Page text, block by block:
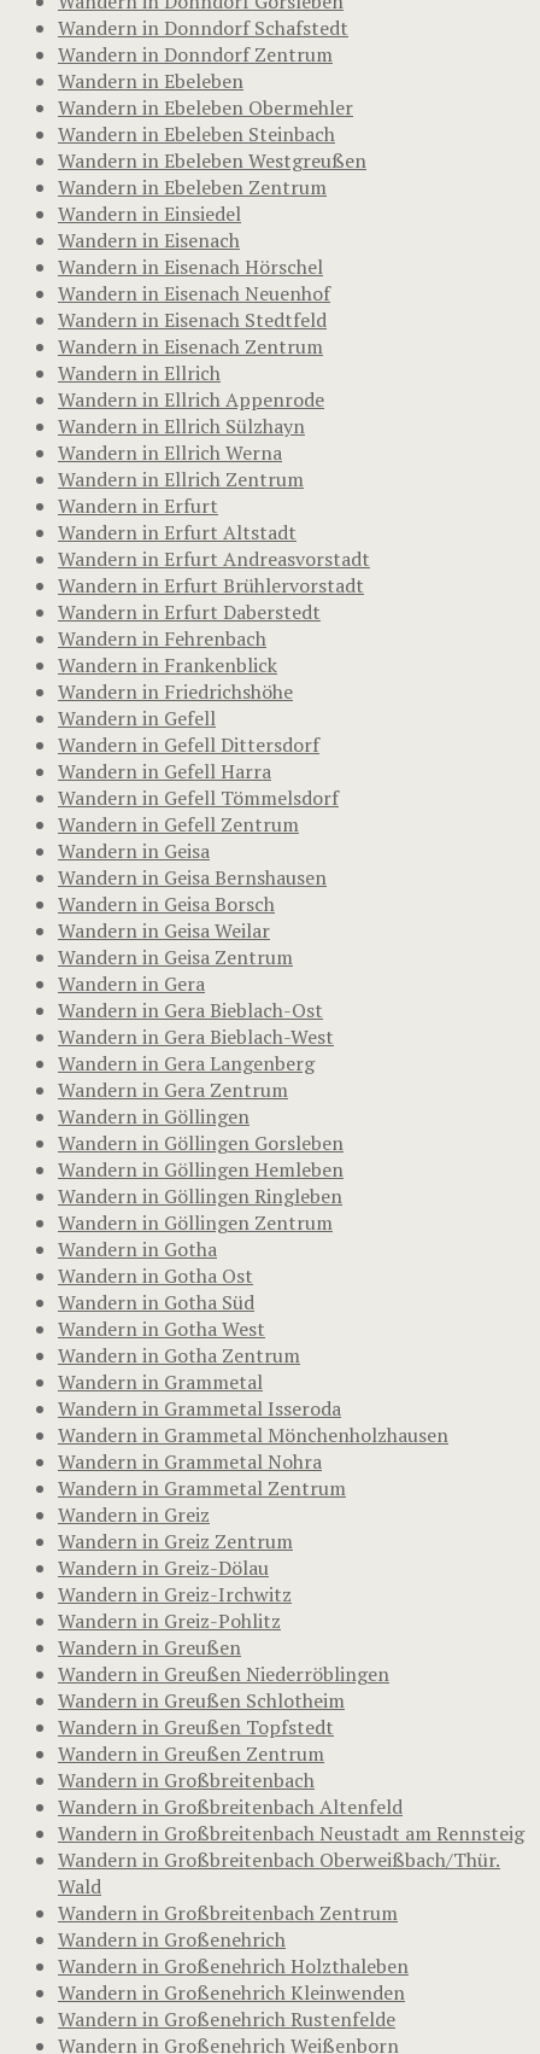
Wandern in Donndorf Schafstedt
Wandern in Donndorf Zentrum
Wandern in Ebeleben
Wandern in Ebeleben Obermehler
Wandern in Ebeleben Steinbach
Wandern in Ebeleben Westgreußen
Wandern in Ebeleben Zentrum
Wandern in Einsiedel
Wandern in Eisenach
Wandern in Eisenach Hörschel
Wandern in Eisenach Neuenhof
Wandern in Eisenach Stedtfeld
Wandern in Eisenach Zentrum
Wandern in Ellrich
Wandern in Ellrich Appenrode
Wandern in Ellrich Sülzhayn
Wandern in Ellrich Werna
Wandern in Ellrich Zentrum
Wandern in Erfurt
Wandern in Erfurt Altstadt
Wandern in Erfurt Andreasvorstadt
Wandern in Erfurt Brühlervorstadt
Wandern in Erfurt Daberstedt
Wandern in Fehrenbach
Wandern in Frankenblick
Wandern in Friedrichshöhe
Wandern in Gefell
Wandern in Gefell Dittersdorf
Wandern in Gefell Harra
Wandern in Gefell Tömmelsdorf
Wandern in Gefell Zentrum
Wandern in Geisa
Wandern in Geisa Bernshausen
Wandern in Geisa Borsch
Wandern in Geisa Weilar
Wandern in Geisa Zentrum
Wandern in Gera
Wandern in Gera Bieblach-Ost
Wandern in Gera Bieblach-West
Wandern in Gera Langenberg
Wandern in Gera Zentrum
Wandern in Göllingen
Wandern in Göllingen Gorsleben
Wandern in Göllingen Hemleben
Wandern in Göllingen Ringleben
Wandern in Göllingen Zentrum
Wandern in Gotha
Wandern in Gotha Ost
Wandern in Gotha Süd
Wandern in Gotha West
Wandern in Gotha Zentrum
Wandern in Grammetal
Wandern in Grammetal Isseroda
Wandern in Grammetal Mönchenholzhausen
Wandern in Grammetal Nohra
Wandern in Grammetal Zentrum
Wandern in Greiz
Wandern in Greiz Zentrum
Wandern in Greiz-Dölau
Wandern in Greiz-Irchwitz
Wandern in Greiz-Pohlitz
Wandern in Greußen
Wandern in Greußen Niederröblingen
Wandern in Greußen Schlotheim
Wandern in Greußen Topfstedt
Wandern in Greußen Zentrum
Wandern in Großbreitenbach
Wandern in Großbreitenbach Altenfeld
Wandern in Großbreitenbach Neustadt am Rennsteig
Wandern in Großbreitenbach Oberweißbach/Thür.
Wald
Wandern in Großbreitenbach Zentrum
Wandern in Großenehrich
Wandern in Großenehrich Holzthaleben
Wandern in Großenehrich Kleinwenden
Wandern in Großenehrich Rustenfelde
Wandern in Großenehrich Weißenborn